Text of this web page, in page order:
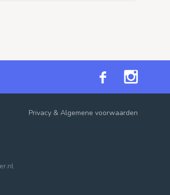
Privacy& Algemene voorwaarden